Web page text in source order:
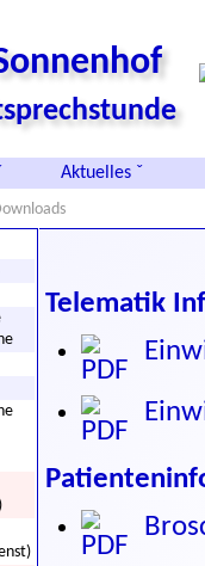
Aktuelles ˇ
Telematik